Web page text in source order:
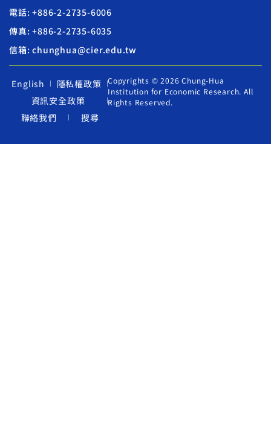
電話: +886-2-2735-6006
傳真: +886-2-2735-6035
信箱: chunghua@cier.edu.tw
English
隱私權政策
資訊安全政策
聯絡我們
搜尋
Copyrights © 2026 Chung-Hua
Institution for Economic Research. All
Rights Reserved.